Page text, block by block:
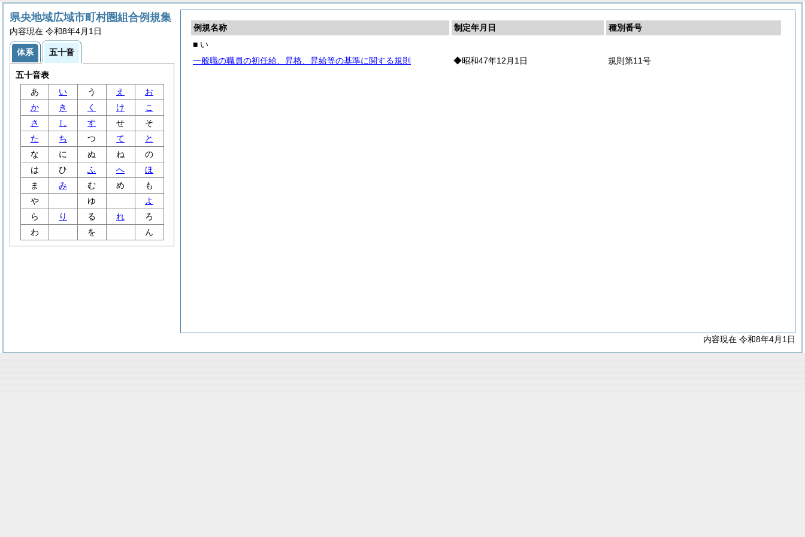
例規名称 制定年月日
種別番号
■ い
一般職の職員の初任給、昇格、昇給等の基準に関する規則
◆昭和47年12月1日 規則第11号
内容現在 令和8年4月1日
県央地域広域市町村圏組合例規集
内容現在 令和8年4月1日
体系 五十音
五十音表
あ
い う え
お
か
き く け
こ
さ
し す せ
そ
た
ち つ て
と
な
に ぬ ね
の
は
ひ ふ へ
ほ
ま
み む め
も
や
ゆ
よ
ら
り る れ
ろ
わ
を ん